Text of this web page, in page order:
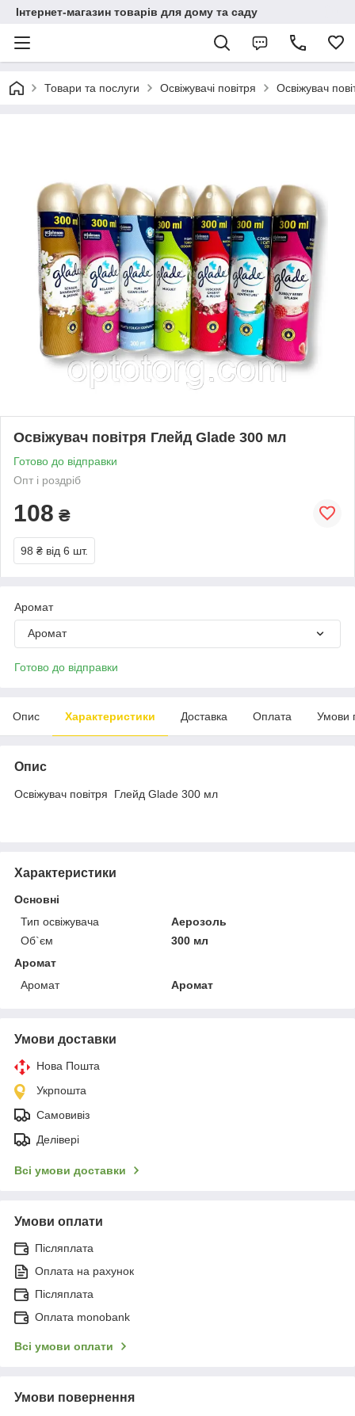
Інтернет-магазин товарів для дому та саду
Товари та послуги Освіжувачі повітря Освіжувач
Освіжувач повітря Глейд Glade 300 мл
Готово до відправки
Опт і роздріб
108 ₴
98 ₴ від 6 шт.
Аромат
Аромат
Готово до відправки
Опис Характеристики Доставка Оплата Умови
Опис
Освіжувач повітря Глейд Glade 300 мл
Характеристики
Основні
Тип освіжувача
Аерозоль
Об`єм
300 мл
Аромат
Аромат
Аромат
Умови доставки
Нова Пошта
Укрпошта
Самовивіз
Делівері
Всі умови доставки
Умови оплати
Післяплата
Оплата на рахунок
Післяплата
Оплата monobank
Всі умови оплати
Умови повернення